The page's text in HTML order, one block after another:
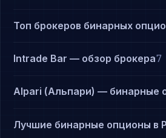
Топ брокеров бинарных
Intrade Bar — обзор брокера7
Alpari (Альпари) — бинарные
Лучшие бинарные опционы в